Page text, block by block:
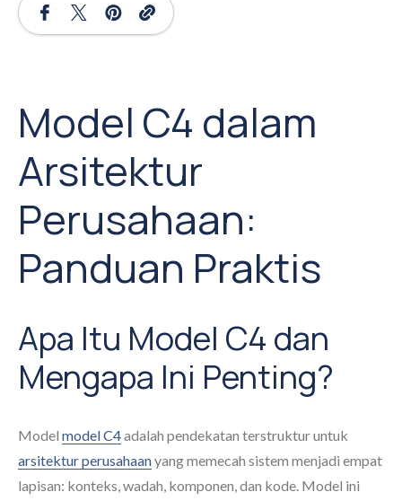
Model C4 dalam
Arsitektur
Perusahaan:
Panduan Praktis
Apa Itu Model C4 dan
Mengapa Ini Penting?
Model model C4adalah pendekatan terstruktur untuk
arsitektur perusahaanyang memecah sistem menjadi empat
lapisan: konteks, wadah, komponen, dan kode. Model ini